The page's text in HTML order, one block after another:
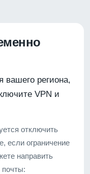
вашего региона,
VPN и
отключить
если ограничение
направить
почты: